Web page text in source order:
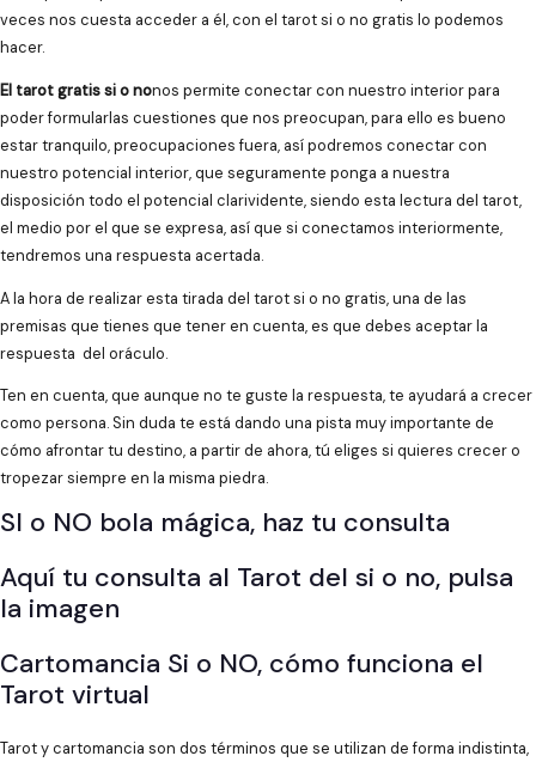
veces nos cuesta acceder a él, con el tarot si o no gratis lo podemos
hacer.
El tarot gratis si o nonos permite conectar con nuestro interior para
poder formularlas cuestiones que nos preocupan, para ello es bueno
estar tranquilo, preocupaciones fuera, así podremos conectar con
nuestro potencial interior, que seguramente ponga a nuestra
disposición todo el potencial clarividente, siendo esta lectura del tarot,
el medio por el que se expresa, así que si conectamos interiormente,
tendremos una respuesta acertada.
A la hora de realizar esta tirada del tarot si o no gratis, una de las
premisas que tienes que tener en cuenta, es que debes aceptar la
respuesta del oráculo.
Ten en cuenta, que aunque no te guste la respuesta, te ayudará a crecer
como persona. Sin duda te está dando una pista muy importante de
cómo afrontar tu destino, a partir de ahora, tú eliges si quieres crecer o
tropezar siempre en la misma piedra.
SI o NO bola mágica, haz tu consulta
Aquí tu consulta al Tarot del si o no, pulsa
la imagen
Cartomancia Si o NO, cómo funciona el
Tarot virtual
Tarot y cartomancia son dos términos que se utilizan de forma indistinta,